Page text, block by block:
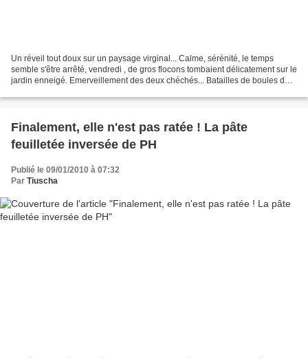
Un réveil tout doux sur un paysage virginal... Calme, sérénité, le temps
semble s'être arrêté, vendredi , de gros flocons tombaient délicatement sur le
jardin enneigé. Emerveillement des deux chéchés... Batailles de boules de
Finalement, elle n'est pas ratée ! La pâte
feuilletée inversée de PH
Publié le 09/01/2010 à 07:32
Par Tiuscha